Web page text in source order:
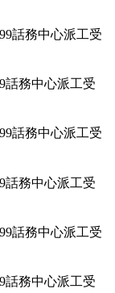
話務中心派工受
話務中心派工受
話務中心派工受
話務中心派工受
話務中心派工受
話務中心派工受